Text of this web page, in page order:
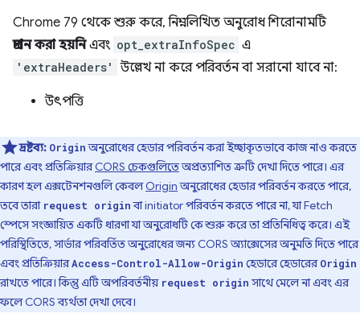
Chrome 79 থেকে শুরু করে, নিম্নলিখিত অনুরোধ শিরোনামটি
প্রদান করা হয়নিএবং opt_extraInfoSpec এ
'extraHeaders' উল্লেখ না করে পরিবর্তন বা সরানো যাবে না:
উৎপত্তি
দ্রষ্টব্য: Originঅনুরোধের হেডার পরিবর্তন করা ইচ্ছাকৃতভাবে কাজ নাও করতে
পারে এবং প্রতিক্রিয়ারCORS চেকগুলিতেঅপ্রত্যাশিত ত্রুটি দেখা দিতে পারে। এর
কারণ হল এক্সটেনশনগুলি কেবলOriginঅনুরোধের হেডার পরিবর্তন করতে পারে,
তবে তারা request originবা initiator পরিবর্তন করতে পারে না, যা Fetch
স্পেসে সংজ্ঞায়িত একটি ধারণা যা অনুরোধটি কে শুরু করে তা প্রতিনিধিত্ব করে। এই
পরিস্থিতিতে, সার্ভার পরিবর্তিত অনুরোধের জন্য CORS অ্যাক্সেসের অনুমতি দিতে পারে
এবং প্রতিক্রিয়ারAccess-Control-Allow-Origin হেডারে হেডারেরOrigin
রাখতে পারে। কিন্তু এটি অপরিবর্তনীয় request origin সাথে মেলে না এবং এর
ফলে CORS ব্যর্থতা দেখা দেবে।